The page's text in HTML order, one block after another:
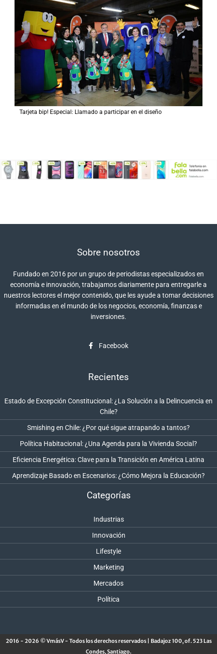
Tarjeta bip! Especial: Llamado a participar en el diseño
Sobre nosotros
Fundado en 2016 por un grupo de periodistas especializados en
economía e innovación, trabajamos diariamente para entregarle a
nuestros lectores el mejor contenido, que les ayude a tomar decisiones
informadas en el mundo de los negocios, economía, finanzas e
inversiones.
Facebook
Recientes
Estado de Excepción Constitucional: ¿La Solución a la Delincuencia en
Chile?
Smishing en Chile: ¿Por qué sigue atrapando a tantos?
Política Habitacional: ¿Una Agenda para la Vivienda Social?
Eficiencia Energética: Clave para la Transición en América Latina
Aprendizaje Basado en Escenarios: ¿Cómo Mejora la Educación?
Categorías
Industrias
Innovación
Lifestyle
Marketing
Mercados
Política
2016 - 2026 © VmásV - Todos los derechos reservados | Badajoz 100, of. 523 Las
Condes, Santiago.